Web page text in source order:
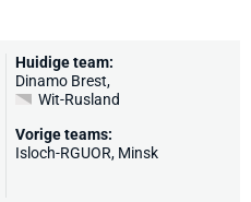
Huidige team:
Dinamo Brest,
Wit-Rusland
Vorige teams:
Isloch-RGUOR, Minsk